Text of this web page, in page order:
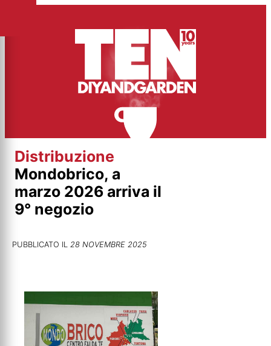
contenuto
Distribuzione
Mondobrico, a
marzo 2026 arriva il
9° negozio
PUBBLICATO IL 28 NOVEMBRE 2025